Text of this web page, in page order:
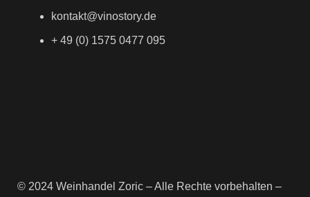
kontakt@vinostory.de
+ 49 (0) 1575 0477 095
© 2024 Weinhandel Zoric – Alle Rechte vorbehalten –